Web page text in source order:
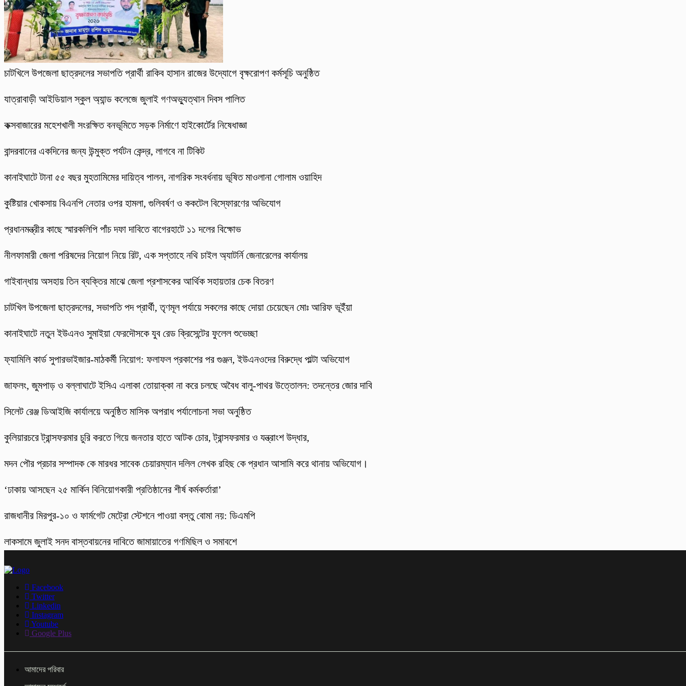
চাটখিলে উপজেলা ছাত্রদলের সভাপতি প্রার্থী রাকিব হাসান রাজের উদ্যোগে বৃক্ষরোপণ কর্মসূচি অনুষ্ঠিত
যাত্রাবাড়ী আইডিয়াল স্কুল অ্যান্ড কলেজে জুলাই গণঅভ্যুত্থান দিবস পালিত
কক্সবাজারের মহেশখালী সংরক্ষিত বনভূমিতে সড়ক নির্মাণে হাইকোর্টের নিষেধাজ্ঞা
বান্দরবানের একদিনের জন্য উন্মুক্ত পর্যটন কেন্দ্র, লাগবে না টিকিট
কানাইঘাটে টানা ৫৫ বছর মুহতামিমের দায়িত্ব পালন, নাগরিক সংবর্ধনায় ভূষিত মাওলানা গোলাম ওয়াহিদ
​কুষ্টিয়ার খোকসায় বিএনপি নেতার ওপর হামলা, গুলিবর্ষণ ও ককটেল বিস্ফোরণের অভিযোগ
প্রধানমন্ত্রীর কাছে স্মারকলিপি ‎পাঁচ দফা দাবিতে বাগেরহাটে ১১ দলের বিক্ষোভ
নীলফামারী জেলা পরিষদের নিয়োগ নিয়ে রিট, এক সপ্তাহে নথি চাইল অ্যাটর্নি জেনারেলের কার্যালয়
গাইবান্ধায় অসহায় তিন ব্যক্তির মাঝে জেলা প্রশাসকের আর্থিক সহায়তার চেক বিতরণ
চাটখিল উপজেলা ছাত্রদলের, সভাপতি পদ প্রার্থী, তৃণমূল পর্যায়ে সকলের কাছে দোয়া চেয়েছেন মোঃ আরিফ ভূইঁয়া
কানাইঘাটে নতুন ইউএনও সুমাইয়া ফেরদৌসকে যুব রেড ক্রিসেন্টের ফুলেল শুভেচ্ছা
ফ্যামিলি কার্ড সুপারভাইজার-মাঠকর্মী নিয়োগ: ফলাফল প্রকাশের পর গুঞ্জন, ইউএনওদের বিরুদ্ধে পাল্টা অভিযোগ
​জাফলং, জুমপাড় ও বল্লাঘাটে ইসিএ এলাকা তোয়াক্কা না করে চলছে অবৈধ বালু-পাথর উত্তোলন: তদন্তের জোর দাবি
‎সিলেট রেঞ্জ ডিআইজি কার্যালয়ে অনুষ্ঠিত মাসিক অপরাধ পর্যালোচনা সভা অনুষ্ঠিত
কুলিয়ারচরে ট্রান্সফরমার চুরি করতে গিয়ে জনতার হাতে আটক চোর, ট্রান্সফরমার ও যন্ত্রাংশ উদ্ধার,
মদন পৌর প্রচার সম্পাদক কে মারধর সাবেক চেয়ারম্যান দলিল লেখক রহিছ কে প্রধান আসামি করে থানায় অভিযোগ।
‘ঢাকায় আসছেন ২৫ মার্কিন বিনিয়োগকারী প্রতিষ্ঠানের শীর্ষ কর্মকর্তারা’
রাজধানীর মিরপুর-১০ ও ফার্মগেট মেট্রো স্টেশনে পাওয়া বস্তু বোমা নয়: ডিএমপি
লাকসামে জুলাই সনদ বাস্তবায়নের দাবিতে জামায়াতের গণমিছিল ও সমাবশে
Facebook
Twitter
Linkedin
Instagram
Youtube
Google Plus
আমাদের পরিবার